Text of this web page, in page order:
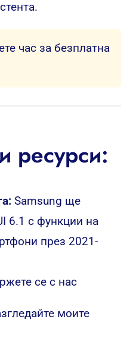
с Google
ресурси:
6.1 с функции на
през 2021-